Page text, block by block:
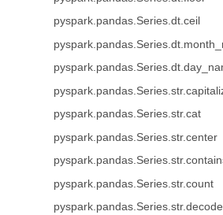
pyspark.pandas.Series.dt.ceil
pyspark.pandas.Series.str.cat
pyspark.pandas.Series.str.center
pyspark.pandas.Series.str.count
pyspark.pandas.Series.str.decode